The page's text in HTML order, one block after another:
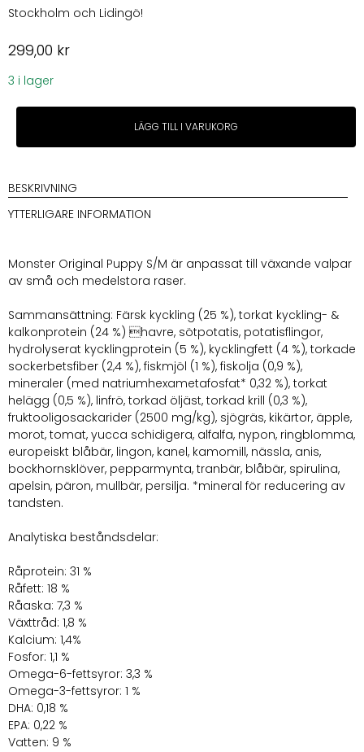
Stockholm och Lidingö!
299,00 kr
3 i lager
Monster
Original
S/M
Chicken/Turkey
mängd
LÄGG TILL I VARUKORG
BESKRIVNING
YTTERLIGARE INFORMATION
Monster Original Puppy S/M är anpassat till växande valpar
av små och medelstora raser.
Sammansättning: Färsk kyckling (25 %), torkat kyckling- &
kalkonprotein (24 %) havre, sötpotatis, potatisflingor,
hydrolyserat kycklingprotein (5 %), kycklingfett (4 %), torkade
sockerbetsfiber (2,4 %), fiskmjöl (1 %), fiskolja (0,9 %),
mineraler (med natriumhexametafosfat* 0,32 %), torkat
helägg (0,5 %), linfrö, torkad öljäst, torkad krill (0,3 %),
fruktooligosackarider (2500 mg/kg), sjögräs, kikärtor, äpple,
morot, tomat, yucca schidigera, alfalfa, nypon, ringblomma,
europeiskt blåbär, lingon, kanel, kamomill, nässla, anis,
bockhornsklöver, pepparmynta, tranbär, blåbär, spirulina,
apelsin, päron, mullbär, persilja. *mineral för reducering av
tandsten.
Analytiska beståndsdelar:
Råprotein: 31 %
Råfett: 18 %
Råaska: 7,3 %
Växttråd: 1,8 %
Kalcium: 1,4%
Fosfor: 1,1 %
Omega-6-fettsyror: 3,3 %
Omega-3-fettsyror: 1 %
DHA: 0,18 %
EPA: 0,22 %
Vatten: 9 %